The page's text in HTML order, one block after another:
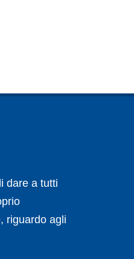
dare a tutti
riguardo agli